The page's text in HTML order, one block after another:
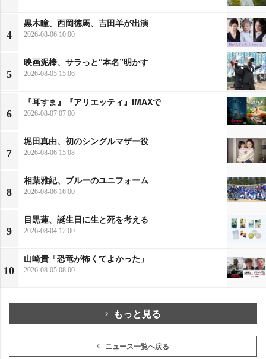
4
黒木瞳、西岡徳馬、吉田羊が出演
2026-08-06 10:00
5
映画泥棒、サラっと“本名”明かす
2026-08-05 15:06
6
『耳すま』『アリエッティ』IMAXで
2026-08-07 07:00
7
堀田真由、初のシングルマザー役
2026-08-06 15:08
8
相葉雅紀、ブルーのユニフォーム
2026-08-06 16:00
9
目黒蓮、誕生日に生と死を考える
2026-08-04 12:00
10
山崎貴「恐竜が怖くてよかった」
2026-08-05 08:00
もっと見る
ニュース一覧へ戻る